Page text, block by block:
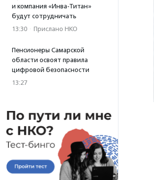
и компания «Инва-Титан»
будут сотрудничать
13:30 · Прислано НКО
Пенсионеры Самарской
области освоят правила
цифровой безопасности
13:27